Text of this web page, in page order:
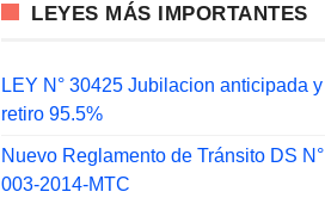
LEYES MÁS IMPORTANTES
LEY N° 30425 Jubilacion anticipada y
retiro 95.5%
Nuevo Reglamento de Tránsito DS N°
003-2014-MTC